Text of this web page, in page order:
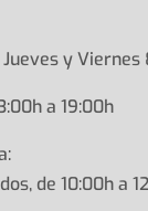
y Viernes
a 19:00h
de 10:00h a